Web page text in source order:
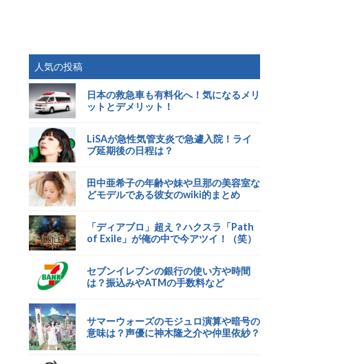
人気の投稿
日本の救急車も有料化へ！気になるメリ
ットとデメリット！
LiSAが急性気管支炎で急遽入院！ライ
ブ延期後の日程は？
田中亜希子の年齢や妹や旦那の美容室な
どモデルである彼女のwiki的まとめ
「ディアブロ」超え？ハクスラ「Path
of Exile」が俺の中で今アツイ！（笑）
セブンイレブンの銀行の使い方や時間
は？振込みやATMの手数料など
サマーウォーズのモジュロ演算や暗号の
意味は？声優に神木隆之介や仲里依紗？